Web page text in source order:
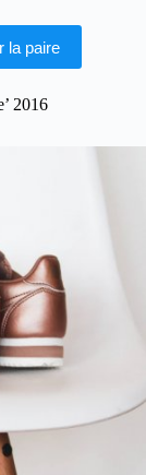
la paire
2016